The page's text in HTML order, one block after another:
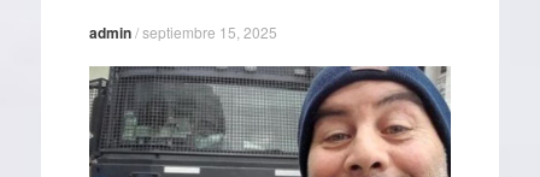
admin/septiembre 15, 2025